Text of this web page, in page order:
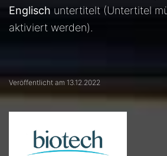
Englisch untertitelt (Untertitel
aktiviert werden).
Veröffentlicht am 13.12.2022